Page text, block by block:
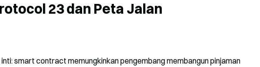
23 dan Peta Jalan
smart contract memungkinkan pengembang membangun pinjaman